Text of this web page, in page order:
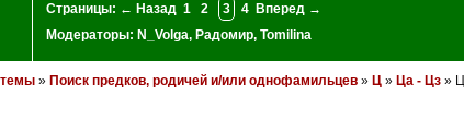
Страницы: ← Назад 1 2 3 4
Вперед →
Модераторы: N_Volga, Радомир, Tomilina
» Поиск предков, родичей и/или однофамильцев» Ц» Ца - Цз»